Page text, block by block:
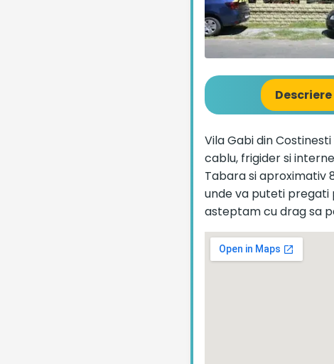
Descriere
Vila Gabi din
cablu, frigider si
Tabara si aproximativ
unde va puteti pregati
asteptam cu drag sa